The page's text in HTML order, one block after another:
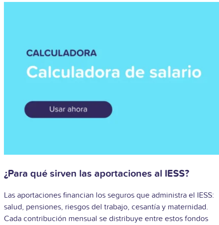
¿Para qué sirven las aportaciones al IESS?
Las aportaciones financian los seguros que administra el IESS:
salud, pensiones, riesgos del trabajo, cesantía y maternidad.
Cada contribución mensual se distribuye entre estos fondos